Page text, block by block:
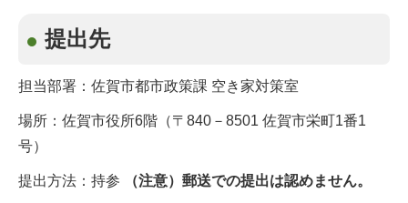
提出先
担当部署：佐賀市都市政策課 空き家対策室
場所：佐賀市役所6階（〒840－8501 佐賀市栄町1番1
号）
提出方法：持参 （注意）郵送での提出は認めません。